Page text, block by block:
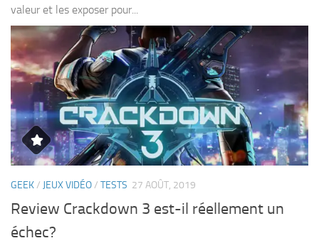
valeur et les exposer pour...
GEEK/ JEUX VIDÉO/ TESTS 27 AOÛT, 2019
Review Crackdown 3 est-il réellement un
échec?